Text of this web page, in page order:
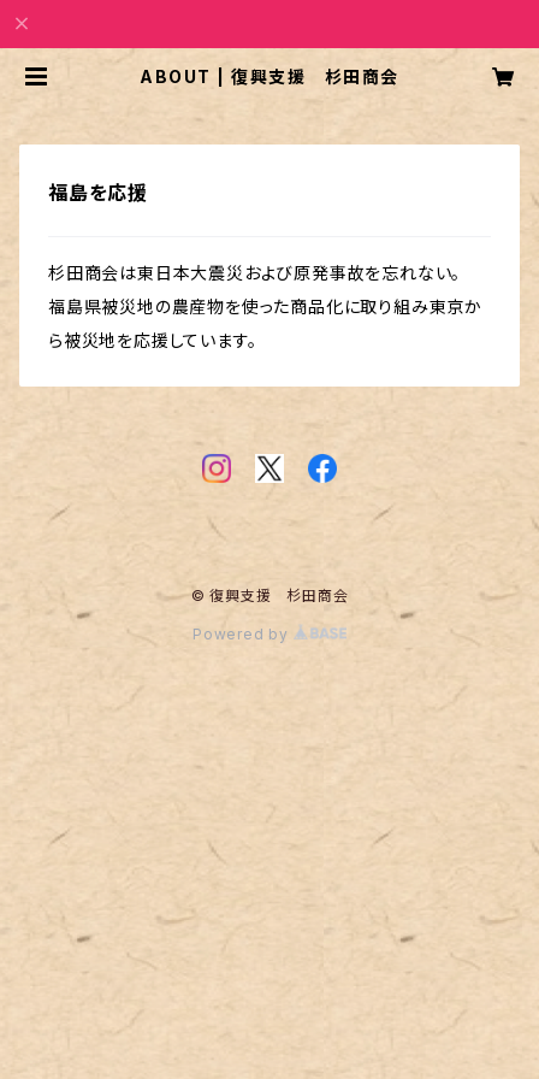
ABOUT | 復興支援 杉田商会
福島を応援
杉田商会は東日本大震災および原発事故を忘れない。
福島県被災地の農産物を使った商品化に取り組み東京か
ら被災地を応援しています。
© 復興支援 杉田商会
Powered by